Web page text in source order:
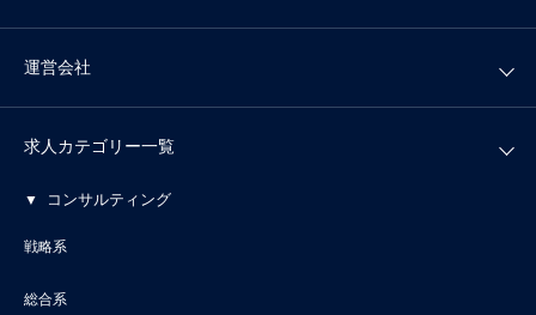
運営会社
求人カテゴリー一覧
コンサルティング
戦略系
総合系